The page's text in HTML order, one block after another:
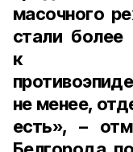
масочного
стали более
к
не менее,
есть», –